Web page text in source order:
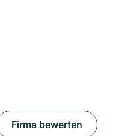
Firma bewerten